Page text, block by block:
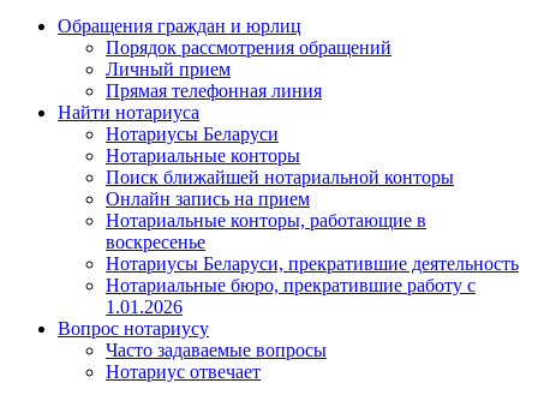
Обращения граждан и юрлиц
Порядок рассмотрения обращений
Личный прием
Прямая телефонная линия
Найти нотариуса
Нотариусы Беларуси
Нотариальные конторы
Поиск ближайшей нотариальной конторы
Онлайн запись на прием
Нотариальные конторы, работающие в
воскресенье
Нотариусы Беларуси, прекратившие деятельность
Нотариальные бюро, прекратившие работу с
1.01.2026
Вопрос нотариусу
Часто задаваемые вопросы
Нотариус отвечает